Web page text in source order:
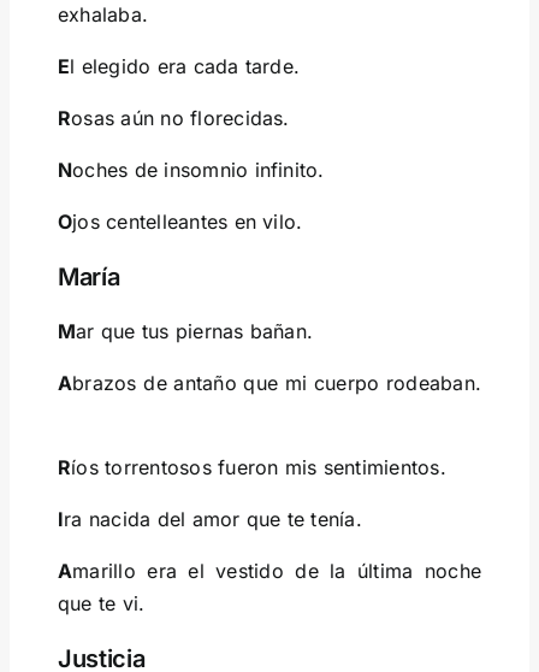
exhalaba.
El elegido era cada tarde.
Rosas aún no florecidas.
Noches de insomnio infinito.
Ojos centelleantes en vilo.
María
Mar que tus piernas bañan.
Abrazos de antaño que mi cuerpo rodeaban.
Ríos torrentosos fueron mis sentimientos.
Ira nacida del amor que te tenía.
Amarillo era el vestido de la última noche
que te vi.
Justicia